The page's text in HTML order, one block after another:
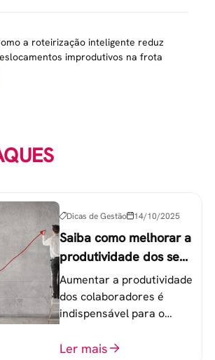
a roteirização inteligente reduz
improdutivos na frota
Dicas de Gestão 14/10/2025
Saiba como melhorar a
produtividade dos seus
colaboradores
Aumentar a produtividade
dos colaboradores é
indispensável para o
equipe de trabalho. 6
Ler mais